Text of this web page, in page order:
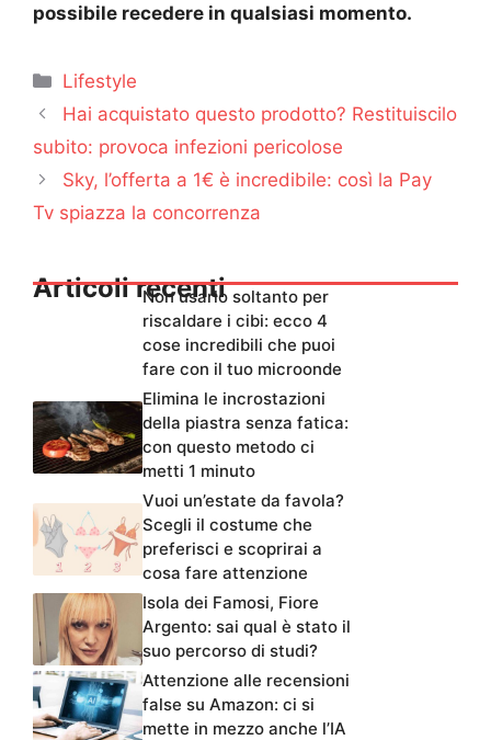
possibile recedere in qualsiasi momento.
Categorie
Lifestyle
Hai acquistato questo prodotto? Restituiscilo
subito: provoca infezioni pericolose
Sky, l’offerta a 1€ è incredibile: così la Pay
Tv spiazza la concorrenza
Articoli recentiNon usarlo soltanto per
riscaldare i cibi: ecco 4
cose incredibili che puoi
fare con il tuo microonde
Elimina le incrostazioni
della piastra senza fatica:
con questo metodo ci
metti 1 minuto
Vuoi un’estate da favola?
Scegli il costume che
preferisci e scoprirai a
cosa fare attenzione
Isola dei Famosi, Fiore
Argento: sai qual è stato il
suo percorso di studi?
Attenzione alle recensioni
false su Amazon: ci si
mette in mezzo anche l’IA